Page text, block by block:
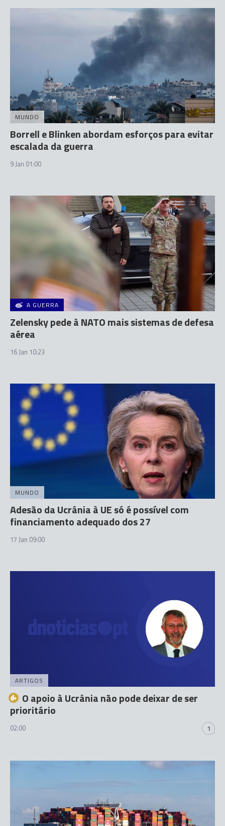
MUNDO
Borrell e Blinken abordam esforços para evitar
escalada da guerra
9 Jan 01:00
A GUERRA
Zelensky pede à NATO mais sistemas de defesa
aérea
16 Jan 10:23
MUNDO
Adesão da Ucrânia à UE só é possível com
financiamento adequado dos 27
17 Jan 09:00
ARTIGOS
O apoio à Ucrânia não pode deixar de ser
prioritário
02:00 1